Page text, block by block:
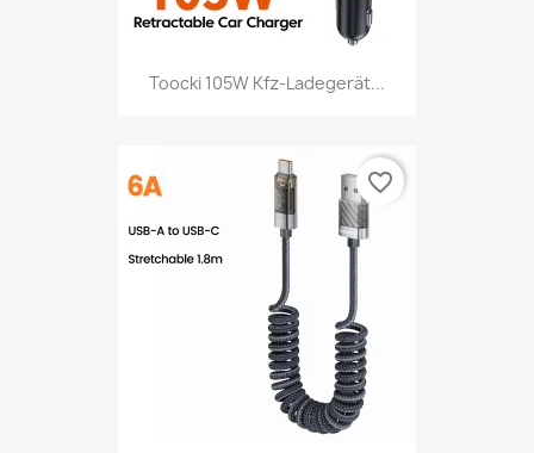
Toocki 105W Kfz-Ladegerät...
favorite_border